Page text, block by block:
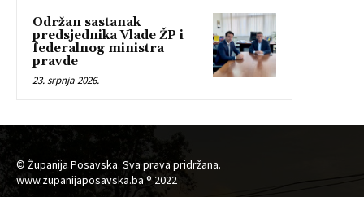
Održan sastanak
predsjednika Vlade ŽP i
federalnog ministra
pravde
23. srpnja 2026.
© Županija Posavska. Sva prava pridržana.
www.zupanijaposavska.ba ® 2022